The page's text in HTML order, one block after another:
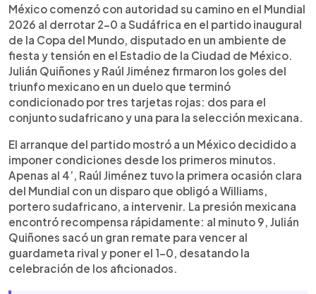
Escuchar artículo
México inició con triunfo su camino en el Mundial
2026 tras vencer 2-0 a Sudáfrica en el partido
inaugural. Julián Quiñones abrió el marcador al
minuto 9 con un gran disparo, mientras Raúl
Jiménez amplió la ventaja al 67 con un cabezazo.
El equipo mexicano dominó buena parte del
encuentro y generó varias ocasiones, incluido un
remate al poste de Quiñones. Sudáfrica intentó
reaccionar, pero terminó condicionado por las
expulsiones de Yaya Sithole y Themba Zwane.
México también cerró con diez jugadores por la
roja a César Montes en el tiempo agregado.
México comenzó con autoridad su camino en el Mundial
2026 al derrotar 2-0 a Sudáfrica en el partido inaugural
de la Copa del Mundo, disputado en un ambiente de
fiesta y tensión en el Estadio de la Ciudad de México.
Julián Quiñones y Raúl Jiménez firmaron los goles del
triunfo mexicano en un duelo que terminó
condicionado por tres tarjetas rojas: dos para el
conjunto sudafricano y una para la selección mexicana.
El arranque del partido mostró a un México decidido a
imponer condiciones desde los primeros minutos.
Apenas al 4’, Raúl Jiménez tuvo la primera ocasión clara
del Mundial con un disparo que obligó a Williams,
portero sudafricano, a intervenir. La presión mexicana
encontró recompensa rápidamente: al minuto 9, Julián
Quiñones sacó un gran remate para vencer al
guardameta rival y poner el 1-0, desatando la
celebración de los aficionados.